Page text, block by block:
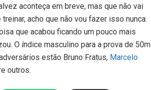
aconteça em breve, mas que não vai
acho que não vou fazer isso nunca.
que acabou ficando um pouco mais
O índice masculino para a prova de 50m
estão Bruno Fratus, Marcelo
outros.